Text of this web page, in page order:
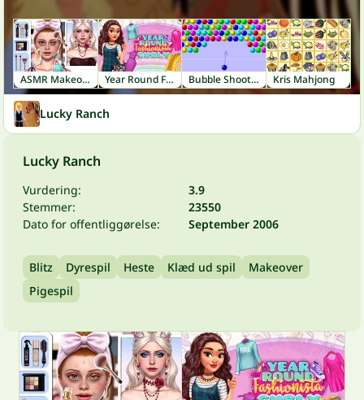
ASMR Makeover & Makeup Studio Year Round Fashionista Curly Bubble Shooter Kris Mahjong
Lucky Ranch
Lucky Ranch
Vurdering:
3.9
Stemmer:
23550
Dato for offentliggørelse:
September 2006
Blitz Dyrespil Heste Klæd ud spil
Makeover
Pigespil